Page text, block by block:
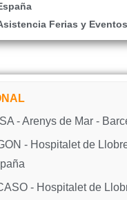
Ferias y
- Arenys de Mar -
- Hospitalet de
- Hospitalet de